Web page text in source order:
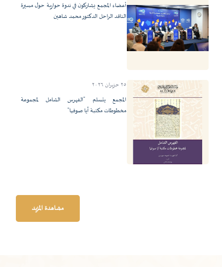
أعضاء المجمع يشاركون في ندوة حوارية حول مسيرة
الناقد الراحل الدكتور محمد شاهين
٢٥ حزيران ٢٠٢٦
المجمع يتسلم "الفهرس الشامل لمجموعة
مخطوطات مكتبة آيا صوفيا"
مشاهدة المزيد